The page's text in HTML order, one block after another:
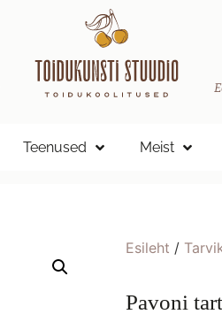
Teenused Meist
Esileht /
Pavoni